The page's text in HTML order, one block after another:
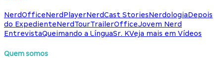
NerdOfficeNerdPlayerNerdCast StoriesNerdologiaDepois
do ExpedienteNerdTourTrailerOfficeJovem Nerd
EntrevistaQueimando a LínguaSr. KVeja mais em Vídeos
Quem somos